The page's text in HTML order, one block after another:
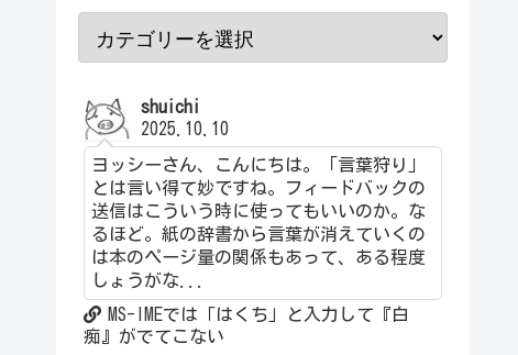
shuichi
2025.10.10
ヨッシーさん、こんにちは。「言葉狩り」
とは言い得て妙ですね。フィードバックの
送信はこういう時に使ってもいいのか。な
るほど。紙の辞書から言葉が消えていくの
は本のページ量の関係もあって、ある程度
しょうがな...
MS-IMEでは「はくち」と入力して『白
痴』がでてこない